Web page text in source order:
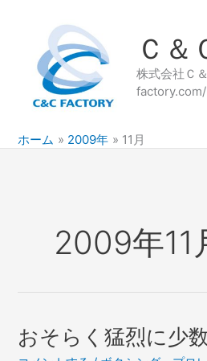
Ｃ＆
株式会社Ｃ
factory.com/
ホーム 2009年 11月
2009年11
おそらく猛烈に少